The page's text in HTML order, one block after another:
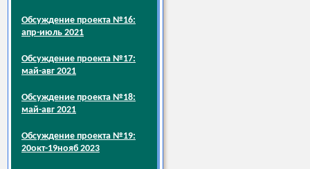
Обсуждение проекта №16:
апр-июль 2021
Обсуждение проекта №17:
май-авг 2021
Обсуждение проекта №18:
май-авг 2021
Обсуждение проекта №19:
20окт-19нояб 2023